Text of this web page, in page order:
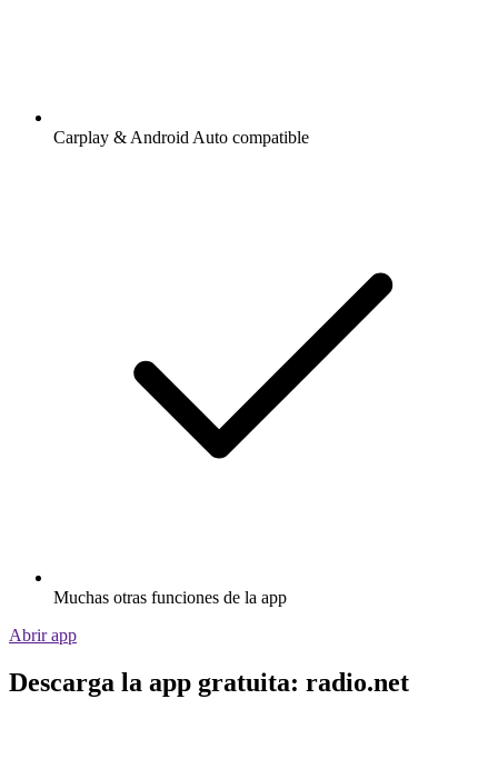
Carplay & Android Auto compatible
Muchas otras funciones de la app
Abrir app
Descarga la app gratuita: radio.net